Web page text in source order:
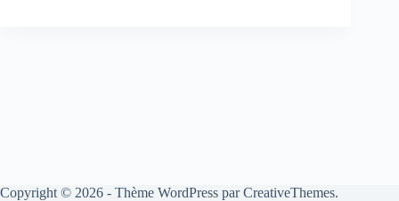
Copyright © 2026 - Thème WordPress parCreativeThemes.